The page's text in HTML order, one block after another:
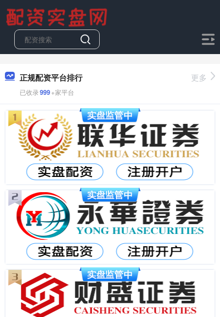
正规配资平台排行
已收录999+家平台
更多